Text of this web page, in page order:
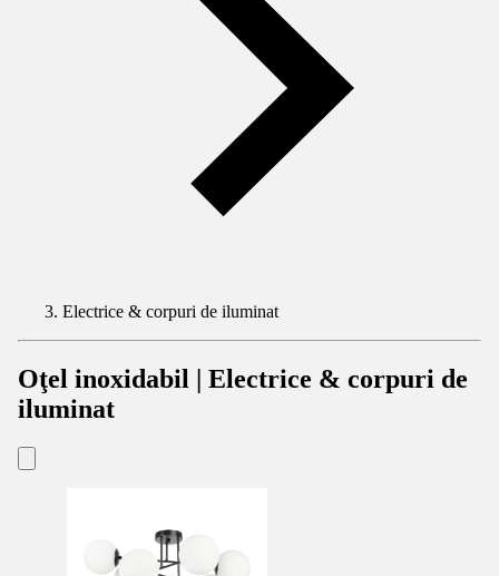
Electrice & corpuri de iluminat
Oţel inoxidabil | Electrice & corpuri de
iluminat